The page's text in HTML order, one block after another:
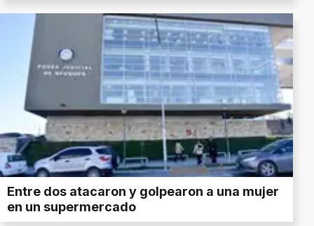
Entre dos atacaron y golpearon a una mujer
en un supermercado